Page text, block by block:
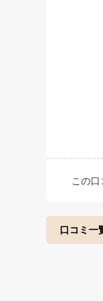
この
口コミ一